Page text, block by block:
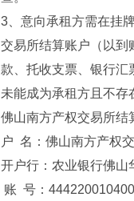
3、意向承租方需在挂
交易所结算账户（以到
款、托收支票、银行汇
未能成为承租方且不存
佛山南方产权交易所结
户 名：佛山南方产权
开户行：农业银行佛山
账 号：